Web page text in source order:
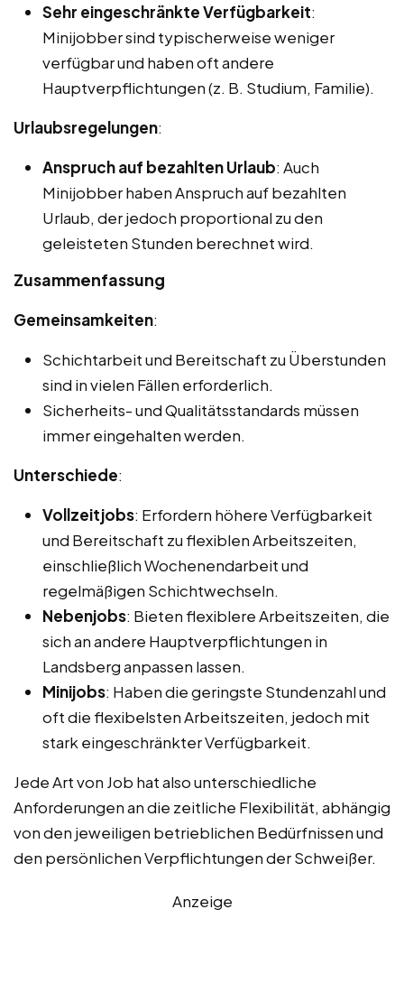
Sehr eingeschränkte Verfügbarkeit:
Minijobber sind typischerweise weniger
verfügbar und haben oft andere
Hauptverpflichtungen (z. B. Studium, Familie).
Urlaubsregelungen:
Anspruch auf bezahlten Urlaub: Auch
Minijobber haben Anspruch auf bezahlten
Urlaub, der jedoch proportional zu den
geleisteten Stunden berechnet wird.
Zusammenfassung
Gemeinsamkeiten:
Schichtarbeit und Bereitschaft zu Überstunden
sind in vielen Fällen erforderlich.
Sicherheits- und Qualitätsstandards müssen
immer eingehalten werden.
Unterschiede:
Vollzeitjobs: Erfordern höhere Verfügbarkeit
und Bereitschaft zu flexiblen Arbeitszeiten,
einschließlich Wochenendarbeit und
regelmäßigen Schichtwechseln.
Nebenjobs: Bieten flexiblere Arbeitszeiten, die
sich an andere Hauptverpflichtungen in
Landsberg anpassen lassen.
Minijobs: Haben die geringste Stundenzahl und
oft die flexibelsten Arbeitszeiten, jedoch mit
stark eingeschränkter Verfügbarkeit.
Jede Art von Job hat also unterschiedliche
Anforderungen an die zeitliche Flexibilität, abhängig
von den jeweiligen betrieblichen Bedürfnissen und
den persönlichen Verpflichtungen der Schweißer.
Anzeige